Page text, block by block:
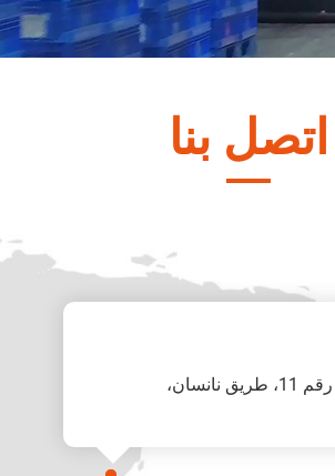
اتصل بنا
Add: الغرفة 409، المبنى 4، مصنع تبديل زهو جيانغ، رقم 11، طريق نانسان،